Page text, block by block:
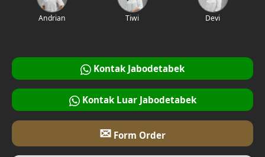
Andrian Tiwi Devi
Kontak Jabodetabek
Kontak Luar Jabodetabek
✉ Form Order